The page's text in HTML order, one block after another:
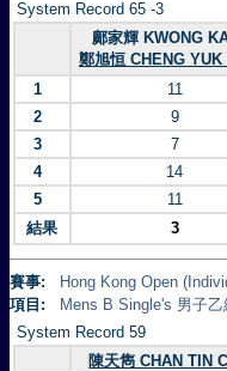
System Record 65 -3
鄺家輝 KWONG
鄭旭恒 CHENG YUK
1
11
2
9
3
7
4
14
5
11
結果
3
賽事:
Hong Kong Open
項目:
Mens B Single's 男子乙
System Record 59
陳天雋 CHAN TIN